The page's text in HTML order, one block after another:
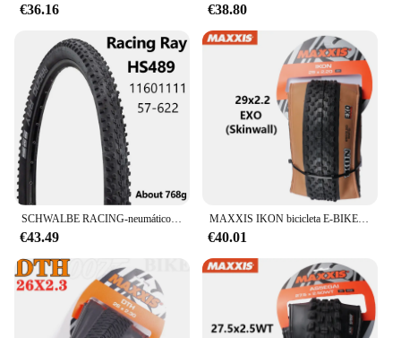
€36.16 €38.80
SCHWALBE RACING-neumático plegable para bicicleta de montaña, llanta sin cámara de 29x2.25in, rendimiento TLR, ADDIX MTB
€43.49
MAXXIS IKON bicicleta E-BIKE plegable antipinchazos neumático sin cámara Original para MTB 26x2,2/2,35 27,5x2,2/2,35 29x2/2,2/2,35/2,6
€40.01